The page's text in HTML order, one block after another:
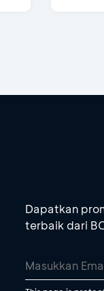
Dapatkan
terbaik dari